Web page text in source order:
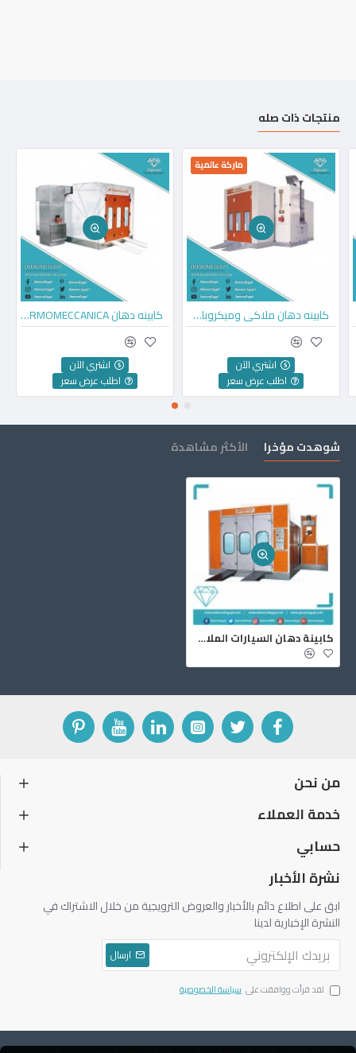
منتجات ذات صله
ماركة عالمية
كابينه دهان ملاكي وميكروباص وربع نقل GL9
اشتري الآن
اطلب عرض سعر
كابينه دهان TERMOMECCANICA
اشتري الآن
اطلب عرض سعر
شوهدت مؤخرا الأكثر مشاهدة
كابينة دهان السيارات الملاكي تركي بوني PONY ECO7000
من نحن
خدمة العملاء
حسابي
نشرة الأخبار
ابق على اطلاع دائم بالأخبار والعروض الترويجية من خلال الاشتراك في
النشرة الإخبارية لدينا
ارسال
لقد قرأت ووافقت على سياسة الخصوصية